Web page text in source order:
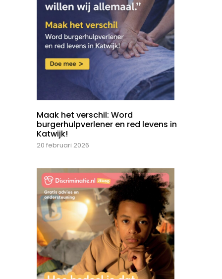
Maak het verschil: Word
burgerhulpverlener en red levens in
Katwijk!
20 februari 2026